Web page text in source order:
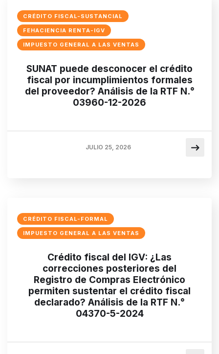
CRÉDITO FISCAL-SUSTANCIAL
FEHACIENCIA RENTA-IGV
IMPUESTO GENERAL A LAS VENTAS
SUNAT puede desconocer el crédito
fiscal por incumplimientos formales
del proveedor? Análisis de la RTF N.°
03960-12-2026
JULIO 25, 2026
CRÉDITO FISCAL-FORMAL
IMPUESTO GENERAL A LAS VENTAS
Crédito fiscal del IGV: ¿Las
correcciones posteriores del
Registro de Compras Electrónico
permiten sustentar el crédito fiscal
declarado? Análisis de la RTF N.°
04370-5-2024